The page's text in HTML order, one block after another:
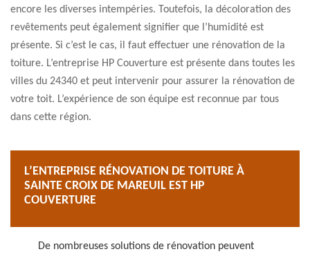
encore les diverses intempéries. Toutefois, la décoloration des
revêtements peut également signifier que l’humidité est
présente. Si c’est le cas, il faut effectuer une rénovation de la
toiture. L’entreprise HP Couverture est présente dans toutes les
villes du 24340 et peut intervenir pour assurer la rénovation de
votre toit. L’expérience de son équipe est reconnue par tous
dans cette région.
L’ENTREPRISE RÉNOVATION DE TOITURE À
SAINTE CROIX DE MAREUIL EST HP
COUVERTURE
De nombreuses solutions de rénovation peuvent